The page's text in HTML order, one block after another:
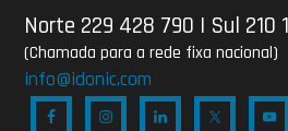
Norte 229 428 790 | Sul 210
(Chamada para a rede fixa nacional)
info@idonic.com